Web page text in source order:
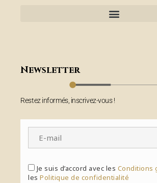
Newsletter
Restez informés, inscrivez-vous !
Je suis d’accord avec les Conditions
lesPolitique de confidentialité